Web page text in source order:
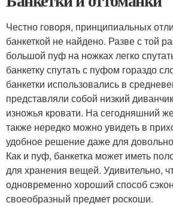
Честно говоря, принципиальных
банкеткой не найдено. Разве с той
большой пуф на ножках легко
банкетку спутать с пуфом гораздо
банкетки использовались в
представляли собой низкий
изножья кровати. На сегодняшний
также нередко можно увидеть в
удобное решение даже для довольно
Как и пуф, банкетка может иметь
для хранения вещей. Удивительно,
одновременно хороший способ
своеобразный предмет роскоши.